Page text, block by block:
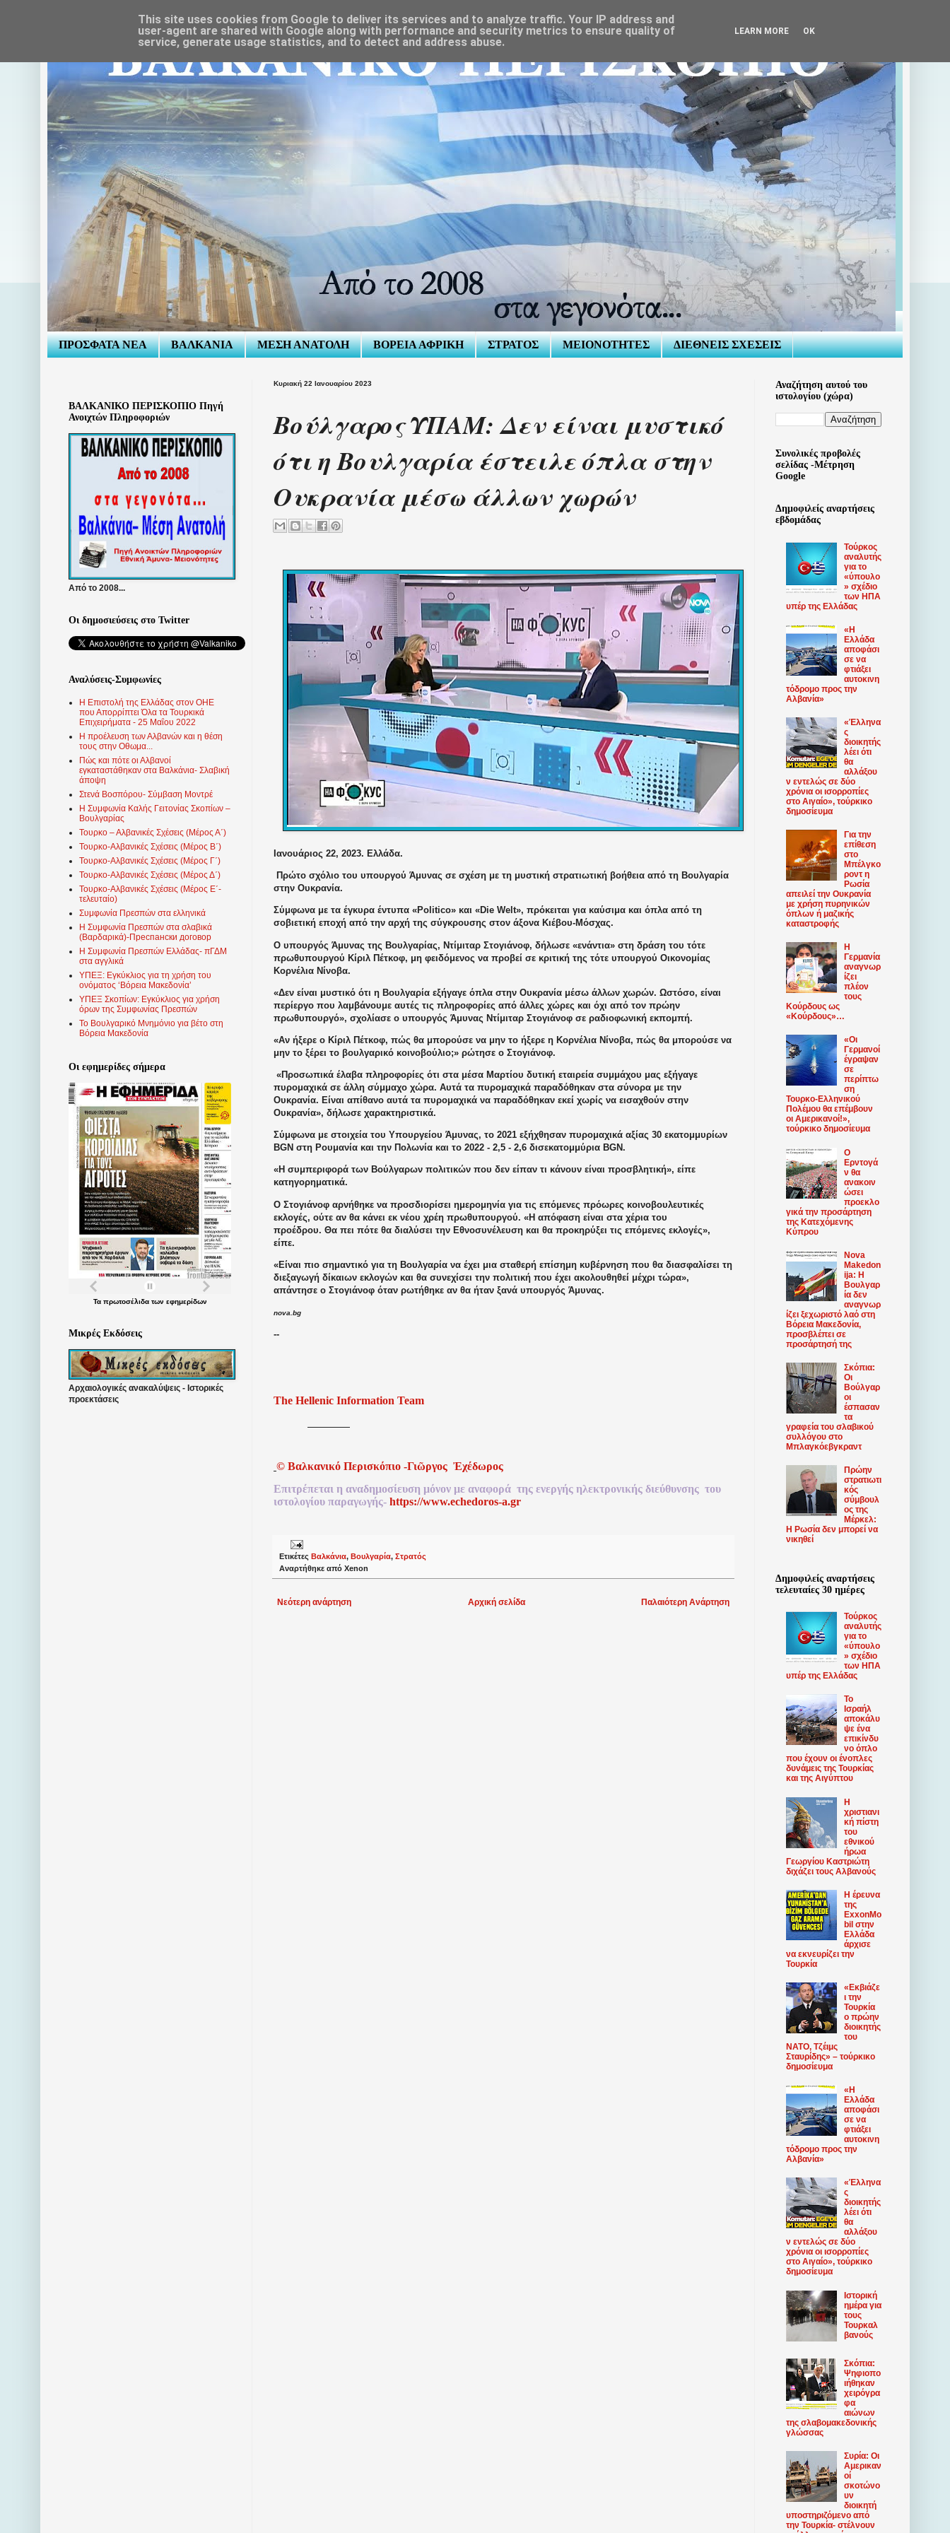
ΠΡΟΣΦΑΤΑ ΝΕΑ ΒΑΛΚΑΝΙΑ ΜΕΣΗ ΑΝΑΤΟΛΗ ΒΟΡΕΙΑ ΑΦΡΙΚΗ ΣΤΡΑΤΟΣ ΜΕΙΟΝΟΤΗΤΕΣ ΔΙΕΘΝΕΙΣ ΣΧΕΣΕΙΣ
Κυριακή 22 Ιανουαρίου 2023
Βούλγαρος ΥΠΑΜ: Δεν είναι μυστικό
ότι η Βουλγαρία έστειλε όπλα στην
Ουκρανία μέσω άλλων χωρών
Ιανουάριος 22, 2023. Ελλάδα.
Πρώτο σχόλιο του υπουργού Άμυνας σε σχέση με τη μυστική στρατιωτική βοήθεια από τη Βουλγαρία
στην Ουκρανία.
Σύμφωνα με τα έγκυρα έντυπα «Politico» και «Die Welt», πρόκειται για καύσιμα και όπλα από τη
σοβιετική εποχή από την αρχή της σύγκρουσης στον άξονα Κιέβου-Μόσχας.
Ο υπουργός Άμυνας της Βουλγαρίας, Ντίμιταρ Στογιάνοφ, δήλωσε «ενάντια» στη δράση του τότε
πρωθυπουργού Κίριλ Πέτκοφ, μη φειδόμενος να προβεί σε κριτική της τότε υπουργού Οικονομίας
Κορνέλια Νίνοβα.
«Δεν είναι μυστικό ότι η Βουλγαρία εξήγαγε όπλα στην Ουκρανία μέσω άλλων χωρών. Ωστόσο, είναι
περίεργο που λαμβάνουμε αυτές τις πληροφορίες από άλλες χώρες και όχι από τον πρώην
πρωθυπουργό», σχολίασε ο υπουργός Άμυνας Ντίμιταρ Στογιάνοφ σε ραδιοφωνική εκπομπή.
«Αν ήξερε ο Κίριλ Πέτκοφ, πώς θα μπορούσε να μην το ήξερε η Κορνέλια Νίνοβα, πώς θα μπορούσε να
μην το ξέρει το βουλγαρικό κοινοβούλιο;» ρώτησε ο Στογιάνοφ.
«Προσωπικά έλαβα πληροφορίες ότι στα μέσα Μαρτίου δυτική εταιρεία συμμάχου μας εξήγαγε
πυρομαχικά σε άλλη σύμμαχο χώρα. Αυτά τα πυρομαχικά παραδόθηκαν στα σύνορα με την
Ουκρανία. Είναι απίθανο αυτά τα πυρομαχικά να παραδόθηκαν εκεί χωρίς να εισαχθούν στην
Ουκρανία», δήλωσε χαρακτηριστικά.
Σύμφωνα με στοιχεία του Υπουργείου Άμυνας, το 2021 εξήχθησαν πυρομαχικά αξίας 30 εκατομμυρίων
BGN στη Ρουμανία και την Πολωνία και το 2022 - 2,5 - 2,6 δισεκατομμύρια BGN.
«Η συμπεριφορά των Βούλγαρων πολιτικών που δεν είπαν τι κάνουν είναι προσβλητική», είπε
κατηγορηματικά.
Ο Στογιάνοφ αρνήθηκε να προσδιορίσει ημερομηνία για τις επόμενες πρόωρες κοινοβουλευτικές
εκλογές, ούτε αν θα κάνει εκ νέου χρέη πρωθυπουργού. «Η απόφαση είναι στα χέρια του
προέδρου. Θα πει πότε θα διαλύσει την Εθνοσυνέλευση και θα προκηρύξει τις επόμενες εκλογές»,
είπε.
«Είναι πιο σημαντικό για τη Βουλγαρία να έχει μια σταθερή επίσημη κυβέρνηση που θα διασφαλίσει τη
διεξαγωγή δίκαιων εκλογών και θα συνεχίσει την πολιτική που έχει ακολουθηθεί μέχρι τώρα»,
απάντησε ο Στογιάνοφ όταν ρωτήθηκε αν θα ήταν ξανά υπουργός Άμυνας.
nova.bg
--
The Hellenic Information Team
© Βαλκανικό Περισκόπιο -Γιῶργος Ἐχέδωρος
Επιτρέπεται η αναδημοσίευση μόνον με αναφορά της ενεργής ηλεκτρονικής διεύθυνσης του
ιστολογίου παραγωγής- https://www.echedoros-a.gr
Ετικέτες Βαλκάνια, Βουλγαρία, Στρατός
Αναρτήθηκε από Xenon
Νεότερη ανάρτηση Παλαιότερη Ανάρτηση
Αρχική σελίδα
ΒΑΛΚΑΝΙΚΟ ΠΕΡΙΣΚΟΠΙΟ Πηγή
Ανοιχτών Πληροφοριών
Από το 2008...
Οι δημοσιεύσεις στο Twitter
Αναλύσεις-Συμφωνίες
Η Επιστολή της Ελλάδας στον ΟΗΕ
που Απορρίπτει Όλα τα Τουρκικά
Επιχειρήματα - 25 Μαΐου 2022
Η προέλευση των Αλβανών και η θέση
τους στην Οθωμα...
Πώς και πότε οι Αλβανοί
εγκαταστάθηκαν στα Βαλκάνια- Σλαβική
άποψη
Στενά Βοσπόρου- Σύμβαση Μοντρέ
Η Συμφωνία Καλής Γειτονίας Σκοπίων –
Βουλγαρίας
Τουρκο – Αλβανικές Σχέσεις (Mέρος Α΄)
Τουρκο-Αλβανικές Σχέσεις (Μέρος Β΄)
Τουρκο-Αλβανικές Σχέσεις (Μέρος Γ΄)
Τουρκο-Αλβανικές Σχέσεις (Μέρος Δ΄)
Τουρκο-Αλβανικές Σχέσεις (Μέρος Ε΄-
τελευταίο)
Συμφωνία Πρεσπών στα ελληνικά
Η Συμφωνία Πρεσπών στα σλαβικά
(Βαρδαρικά)-Преспански договор
Η Συμφωνία Πρεσπών Ελλάδας- πΓΔΜ
στα αγγλικά
ΥΠΕΞ: Εγκύκλιος για τη χρήση του
ονόματος ‘Βόρεια Μακεδονία’
ΥΠΕΞ Σκοπίων: Εγκύκλιος για χρήση
όρων της Συμφωνίας Πρεσπών
Το Βουλγαρικό Μνημόνιο για βέτο στη
Βόρεια Μακεδονία
Οι εφημερίδες σήμερα
Τα πρωτοσέλιδατων εφημερίδων
Μικρές Εκδόσεις
Αρχαιολογικές ανακαλύψεις - Ιστορικές
προεκτάσεις
Αναζήτηση αυτού του
ιστολογίου (χώρα)
Συνολικές προβολές
σελίδας -Μέτρηση
Google
Δημοφιλείς αναρτήσεις
εβδομάδας
Τούρκος
αναλυτής
για το
«ύπουλο
» σχέδιο
των ΗΠΑ
υπέρ της Ελλάδας
«Η
Ελλάδα
αποφάσι
σε να
φτιάξει
αυτοκινη
τόδρομο προς την
Αλβανία»
«Έλληνα
ς
διοικητής
λέει ότι
θα
αλλάξου
ν εντελώς σε δύο
χρόνια οι ισορροπίες
στο Αιγαίο», τούρκικο
δημοσίευμα
Για την
επίθεση
στο
Μπέλγκο
ροντ η
Ρωσία
απειλεί την Ουκρανία
με χρήση πυρηνικών
όπλων ή μαζικής
καταστροφής
Η
Γερμανία
αναγνωρ
ίζει
πλέον
τους
Κούρδους ως
«Κούρδους»…
«Οι
Γερμανοί
έγραψαν
σε
περίπτω
ση
Τουρκο-Ελληνικού
Πολέμου θα επέμβουν
οι Αμερικανοί!»,
τούρκικο δημοσίευμα
Ο
Ερντογά
ν θα
ανακοιν
ώσει
προεκλο
γικά την προσάρτηση
της Κατεχόμενης
Κύπρου
Nova
Makedon
ija: Η
Βουλγαρ
ία δεν
αναγνωρ
ίζει ξεχωριστό λαό στη
Βόρεια Μακεδονία,
προσβλέπει σε
προσάρτησή της
Σκόπια:
Οι
Βούλγαρ
οι
έσπασαν
τα
γραφεία του σλαβικού
συλλόγου στο
Μπλαγκόεβγκραντ
Πρώην
στρατιωτι
κός
σύμβουλ
ος της
Μέρκελ:
Η Ρωσία δεν μπορεί να
νικηθεί
Δημοφιλείς αναρτήσεις
τελευταίες 30 ημέρες
Τούρκος
αναλυτής
για το
«ύπουλο
» σχέδιο
των ΗΠΑ
υπέρ της Ελλάδας
Το
Ισραήλ
αποκάλυ
ψε ένα
επικίνδυ
νο όπλο
που έχουν οι ένοπλες
δυνάμεις της Τουρκίας
και της Αιγύπτου
Η
χριστιανι
κή πίστη
του
εθνικού
ήρωα
Γεωργίου Καστριώτη
διχάζει τους Αλβανούς
Η έρευνα
της
ExxonMo
bil στην
Ελλάδα
άρχισε
να εκνευρίζει την
Τουρκία
«Εκβιάζε
ι την
Τουρκία
ο πρώην
διοικητής
του
ΝΑΤΟ, Τζέιμς
Σταυρίδης» – τούρκικο
δημοσίευμα
«Η
Ελλάδα
αποφάσι
σε να
φτιάξει
αυτοκινη
τόδρομο προς την
Αλβανία»
«Έλληνα
ς
διοικητής
λέει ότι
θα
αλλάξου
ν εντελώς σε δύο
χρόνια οι ισορροπίες
στο Αιγαίο», τούρκικο
δημοσίευμα
Ιστορική
ημέρα για
τους
Τουρκαλ
βανούς
Σκόπια:
Ψηφιοπο
ιήθηκαν
χειρόγρα
φα
αιώνων
της σλαβομακεδονικής
γλώσσας
Συρία: Οι
Αμερικαν
οί
σκοτώνο
υν
διοικητή
υποστηριζόμενο από
την Τουρκία- στέλνουν
This site uses cookies from Google to deliver its services and to analyze traffic. Your IP address and
user-agent are shared with Google along with performance and security metrics to ensure quality of
service, generate usage statistics, and to detect and address abuse.
LEARN MORE OK